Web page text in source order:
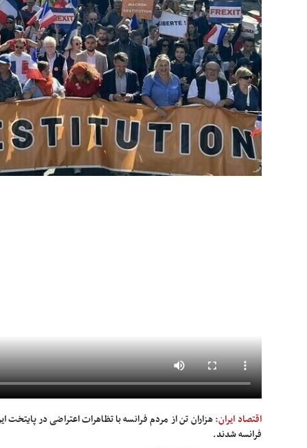
اقتصاد ایران:هزاران تن از مردم فرانسه با تظاهرات اعتراضی در
فرانسه شدند.